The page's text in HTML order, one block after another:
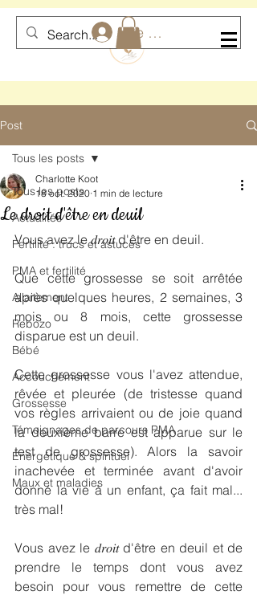
Se connecter
Post
Tous les posts
Actualités
Fertilité : trucs et astuces
PMA et fertilité
Allaitement
Rebozo
Bébé
Accouchement
Grossesse
Témoignages de parcours PMA
Énergétique & spirituel
Maux et maladies
Tous les posts
Le droit d'être en deuil
Charlotte Koot
18 oct. 2020 1 min de lecture
Vous avez le 𝑑𝑟𝑜𝑖𝑡 d'être en deuil.
Que cette grossesse se soit arrêtée
après quelques heures, 2 semaines, 3
mois ou 8 mois, cette grossesse
disparue est un deuil.
Cette grossesse vous l'avez attendue,
rêvée et pleurée (de tristesse quand
vos règles arrivaient ou de joie quand
la deuxième barre est apparue sur le
test de grossesse). Alors la savoir
inachevée et terminée avant d'avoir
donné la vie à un enfant, ça fait mal...
très mal!
Vous avez le 𝑑𝑟𝑜𝑖𝑡 d'être en deuil et de
prendre le temps dont vous avez
besoin pour vous remettre de cette